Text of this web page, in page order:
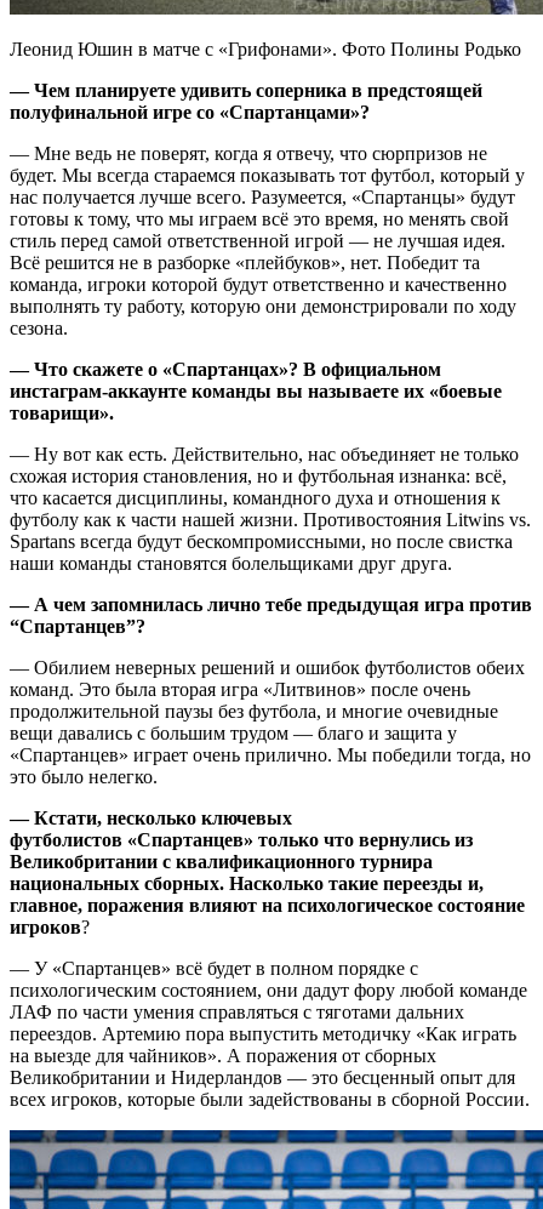
Леонид Юшин в матче с «Грифонами». Фото Полины Родько
— Чем планируете удивить соперника в предстоящей
полуфинальной игре со «Спартанцами»?
— Мне ведь не поверят, когда я отвечу, что сюрпризов не
будет. Мы всегда стараемся показывать тот футбол, который у
нас получается лучше всего. Разумеется, «Спартанцы» будут
готовы к тому, что мы играем всё это время, но менять свой
стиль перед самой ответственной игрой — не лучшая идея.
Всё решится не в разборке «плейбуков», нет. Победит та
команда, игроки которой будут ответственно и качественно
выполнять ту работу, которую они демонстрировали по ходу
сезона.
— Что скажете о «Спартанцах»? В официальном
инстаграм-аккаунте команды вы называете их «боевые
товарищи».
— Ну вот как есть. Действительно, нас объединяет не только
схожая история становления, но и футбольная изнанка: всё,
что касается дисциплины, командного духа и отношения к
футболу как к части нашей жизни. Противостояния Litwins vs.
Spartans всегда будут бескомпромиссными, но после свистка
наши команды становятся болельщиками друг друга.
— А чем запомнилась лично тебе предыдущая игра против
“Спартанцев”?
— Обилием неверных решений и ошибок футболистов обеих
команд. Это была вторая игра «Литвинов» после очень
продолжительной паузы без футбола, и многие очевидные
вещи давались с большим трудом — благо и защита у
«Спартанцев» играет очень прилично. Мы победили тогда, но
это было нелегко.
— Кстати, несколько ключевых
футболистов «Спартанцев» только что вернулись из
Великобритании с квалификационного турнира
национальных сборных. Насколько такие переезды и,
главное, поражения влияют на психологическое состояние
игроков?
— У «Спартанцев» всё будет в полном порядке с
психологическим состоянием, они дадут фору любой команде
ЛАФ по части умения справляться с тяготами дальних
переездов. Артемию пора выпустить методичку «Как играть
на выезде для чайников». А поражения от сборных
Великобритании и Нидерландов — это бесценный опыт для
всех игроков, которые были задействованы в сборной России.